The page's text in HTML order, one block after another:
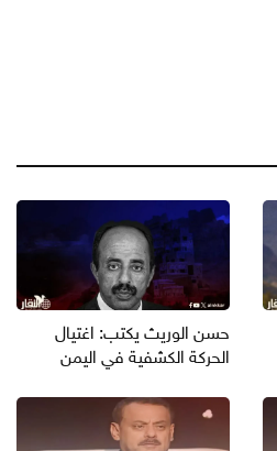
حسن الوريث يكتب: اغتيال
الحركة الكشفية في اليمن